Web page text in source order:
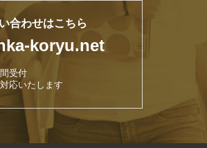
合わせはこちら
koryu.net
受付
応いたします